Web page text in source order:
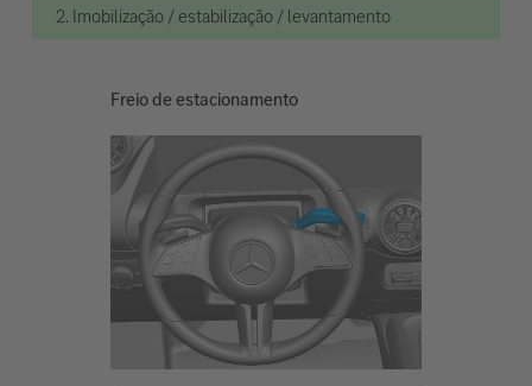
2. Imobilização / estabilização / levantamento
Freio de estacionamento